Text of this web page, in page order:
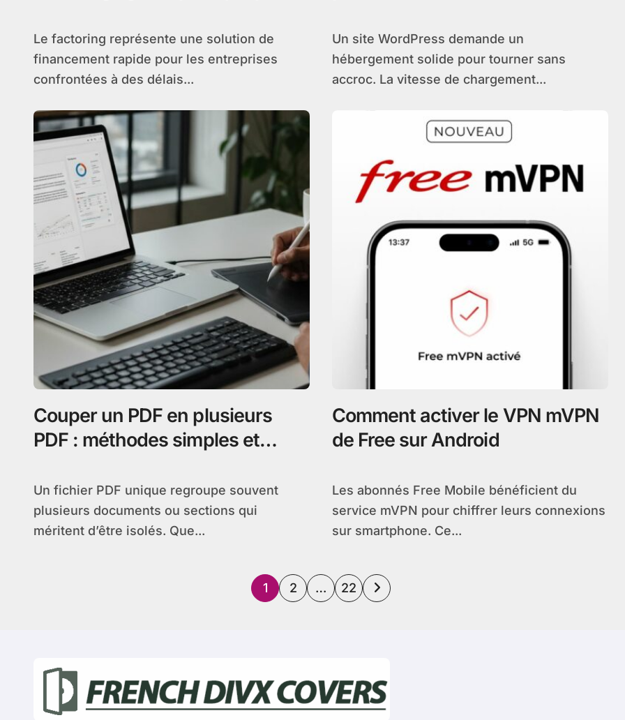
Le factoring représente une solution de
financement rapide pour les entreprises
confrontées à des délais...
Un site WordPress demande un
hébergement solide pour tourner sans
accroc. La vitesse de chargement...
Couper un PDF en plusieurs
PDF : méthodes simples et
Un fichier PDF unique regroupe souvent
plusieurs documents ou sections qui
méritent d’être isolés. Que...
Comment activer le VPN mVPN
de Free sur Android
Les abonnés Free Mobile bénéficient du
service mVPN pour chiffrer leurs connexions
sur smartphone. Ce...
Pagination
1 2 … 22